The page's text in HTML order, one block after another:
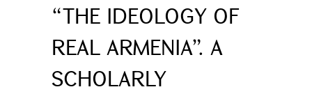
“THE IDEOLOGY OF
REAL ARMENIA”. A
SCHOLARLY